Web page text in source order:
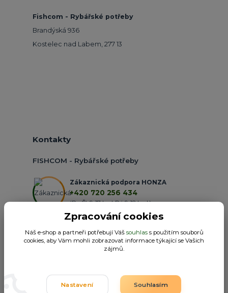
Fishcom - Rybářské potřeby
Brandýská 936
Kostelec nad Labem, 277 13
Kontakty
FISHCOM - Rybářské potřeby
Zákaznická podpora HONZA
+420 720 256 434
(Po-Čt 9-17 hod.,Pá 9-18 hod.)
Zpracování cookies
Náš e-shop a partneři potřebují Váš souhlass použitím souborů
cookies, aby Vám mohli zobrazovat informace týkající se Vašich
zájmů.
Nastavení Souhlasím